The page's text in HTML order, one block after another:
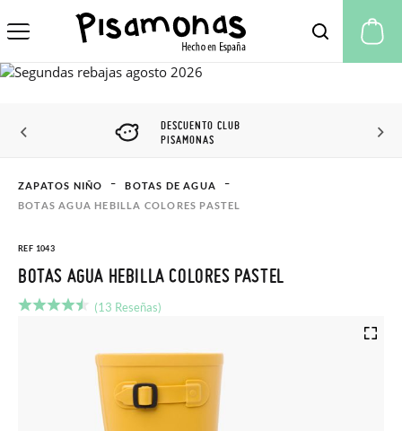
DESCUENTO CLUB
PISAMONAS
ZAPATOS NIÑO
BOTAS DE AGUA
BOTAS AGUA HEBILLA COLORES PASTEL
REF 1043
BOTAS AGUA HEBILLA COLORES PASTEL
(13 Reseñas)